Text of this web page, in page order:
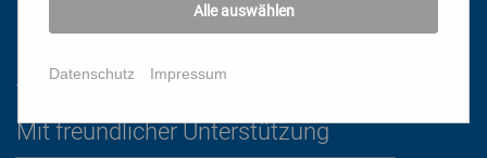
AGB
Mit freundlicher Unterstützung
Alle auswählen
Datenschutz Impressum